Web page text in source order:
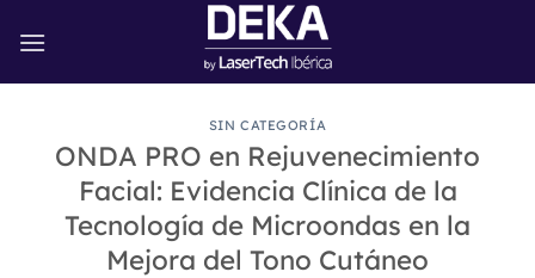
SIN CATEGORÍA
ONDA PRO en Rejuvenecimiento
Facial: Evidencia Clínica de la
Tecnología de Microondas en la
Mejora del Tono Cutáneo